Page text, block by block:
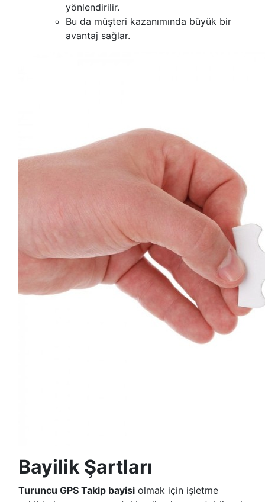
yönlendirilir.
Bu da müşteri kazanımında büyük bir
avantaj sağlar.
Bayilik Şartları
Turuncu GPS Takip bayisi olmak için işletme